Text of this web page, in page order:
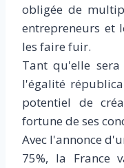
obligée de
entrepreneurs et
les faire fuir.
Tant qu'elle
l'égalité
potentiel de
fortune de ses
Avec l'annonce
75%, la France